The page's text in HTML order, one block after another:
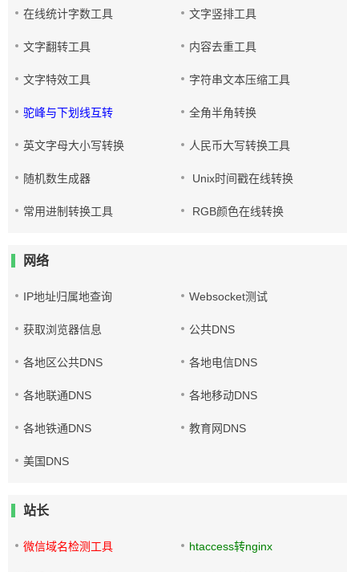
在线统计字数工具 文字竖排工具
文字翻转工具 内容去重工具
文字特效工具 字符串文本压缩工具
驼峰与下划线互转 全角半角转换
英文字母大小写转换 人民币大写转换工具
随机数生成器 Unix时间戳在线转换
常用进制转换工具 RGB颜色在线转换
网络
IP地址归属地查询 Websocket测试
获取浏览器信息 公共DNS
各地区公共DNS 各地电信DNS
各地联通DNS 各地移动DNS
各地铁通DNS 教育网DNS
美国DNS
站长
微信域名检测工具 htaccess转nginx